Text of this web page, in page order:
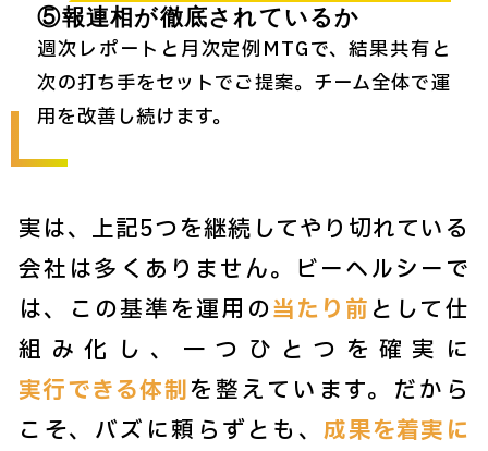
⑤報連相が徹底されているか
週次レポートと月次定例MTGで、結果共有と
次の打ち手をセットでご提案。チーム全体で運
用を改善し続けます。
実は、上記5つを継続してやり切れている
会社は多くありません。ビーヘルシーで
は、この基準を運用の当たり前として仕
組み化し、一つひとつを確実に
実行できる体制を整えています。だから
こそ、バズに頼らずとも、成果を着実に